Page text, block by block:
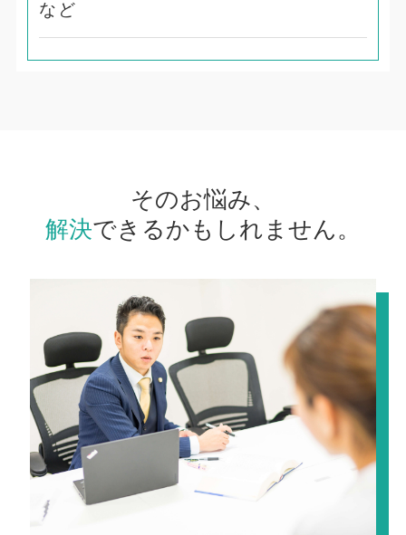
など
そのお悩み、
解決できるかもしれません。